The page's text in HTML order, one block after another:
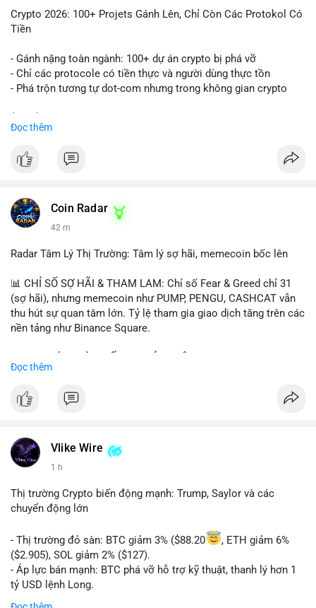
Crypto 2026: 100+ Projets Gánh Lên, Chỉ Còn Các Protokol Có
Tiền
- Gánh nặng toàn ngành: 100+ dự án crypto bị phá vỡ
- Chỉ các protocole có tiền thực và người dùng thực tồn
- Phá trộn tương tự dot-com nhưng trong không gian crypto
Đọc thêm
Coin Radar
42 m
Radar Tâm Lý Thị Trường: Tâm lý sợ hãi, memecoin bốc lên
📊 CHỈ SỐ SỢ HÃI & THAM LAM: Chỉ số Fear & Greed chỉ 31
(sợ hãi), nhưng memecoin như PUMP, PENGU, CASHCAT vẫn
thu hút sự quan tâm lớn. Tỷ lệ tham gia giao dịch tăng trên các
nền tảng như Binance Square.
CASHCAT, SUI, TAO xuất hiện nhiều trong tìm kiếm Việt Nam
hấp dẫn. Bàn tán về SPCX và SAGA cũng hấp dẫn.
SAGA", "short SPCX", và "đã ngồi ăn ở khách sạn 5*" (từ bài
đăng Binance Square). Tin tức về BIP-110 Bitcoin và SKR token
BNB Smart Chain.
Sợ hãi do chỉ số thấp nhưng xu hướng memecoin và tin tức
tích cực (BTC ETF, SKR) tạo áp lực lên giá. Rủi ro từ các đề cày
SPCX và SAGA vẫn cao. Cần theo dõi xu hướng "long" hoặc
"short" theo chiến lược cá nhân.
Đọc thêm
Vlike Wire
1 h
Thị trường Crypto biến động mạnh: Trump, Saylor và các
chuyển động lớn
- Thị trường đỏ sàn: BTC giảm 3% ($88.20
, ETH giảm 6%
($2.905), SOL giảm 2% ($127).
- Áp lực bán mạnh: BTC phá vỡ hỗ trợ kỹ thuật, thanh lý hơn 1
tỷ USD lệnh Long.
- Tin tức quan trọng: Trump Media dự kiến airdrop token cho